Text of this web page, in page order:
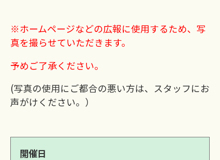
※ホームページなどの広報に使用するため、写
真を撮らせていただきます。
予めご了承ください。
(写真の使用にご都合の悪い方は、スタッフにお
声がけください。）
開催日